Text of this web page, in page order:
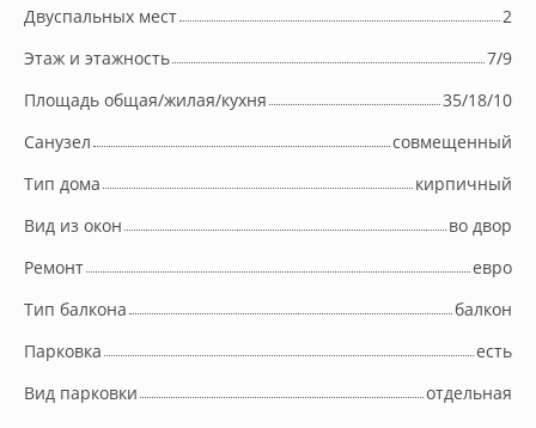
Двуспальных мест
2
Этаж и этажность
7/9
Площадь общая/жилая/кухня
35/18/10
Cанузел
совмещенный
Тип дома
кирпичный
Вид из окон
во двор
Ремонт
евро
Тип балкона
балкон
Парковка
есть
Вид парковки
отдельная